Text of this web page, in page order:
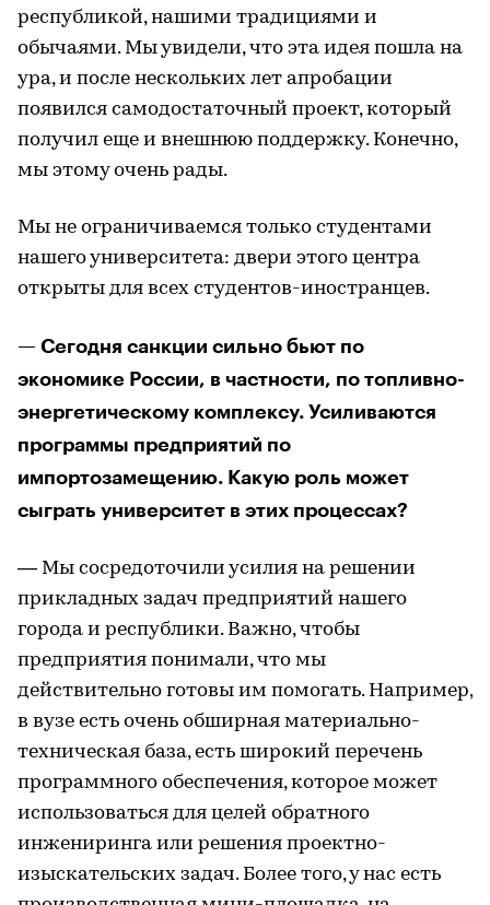
республикой, нашими традициями и
обычаями. Мы увидели, что эта идея пошла на
ура, и после нескольких лет апробации
появился самодостаточный проект, который
получил еще и внешнюю поддержку. Конечно,
мы этому очень рады.
Мы не ограничиваемся только студентами
нашего университета: двери этого центра
открыты для всех студентов-иностранцев.
— Сегодня санкции сильно бьют по
экономике России, в частности, по топливно-
энергетическому комплексу. Усиливаются
программы предприятий по
импортозамещению. Какую роль может
сыграть университет в этих процессах?
— Мы сосредоточили усилия на решении
прикладных задач предприятий нашего
города и республики. Важно, чтобы
предприятия понимали, что мы
действительно готовы им помогать. Например,
в вузе есть очень обширная материально-
техническая база, есть широкий перечень
программного обеспечения, которое может
использоваться для целей обратного
инжениринга или решения проектно-
изыскательских задач. Более того, у нас есть